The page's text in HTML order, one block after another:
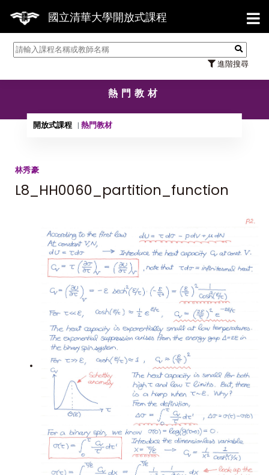
國立清華大學開放式課程
進階搜尋
【
熱門教材
開放式課程 熱門教材
林秀豪
L8_HH0060_partition_function